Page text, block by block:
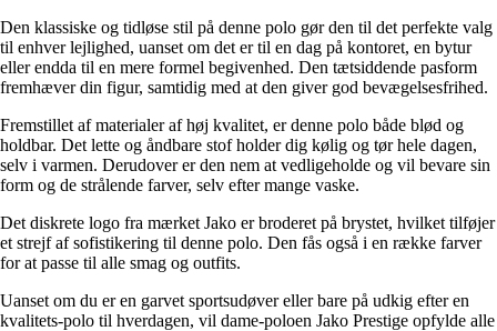
Den klassiske og tidløse stil på denne polo gør den til det perfekte valg
til enhver lejlighed, uanset om det er til en dag på kontoret, en bytur
eller endda til en mere formel begivenhed. Den tætsiddende pasform
fremhæver din figur, samtidig med at den giver god bevægelsesfrihed.
Fremstillet af materialer af høj kvalitet, er denne polo både blød og
holdbar. Det lette og åndbare stof holder dig kølig og tør hele dagen,
selv i varmen. Derudover er den nem at vedligeholde og vil bevare sin
form og de strålende farver, selv efter mange vaske.
Det diskrete logo fra mærket Jako er broderet på brystet, hvilket tilføjer
et strejf af sofistikering til denne polo. Den fås også i en række farver
for at passe til alle smag og outfits.
Uanset om du er en garvet sportsudøver eller bare på udkig efter en
kvalitets-polo til hverdagen, vil dame-poloen Jako Prestige opfylde alle